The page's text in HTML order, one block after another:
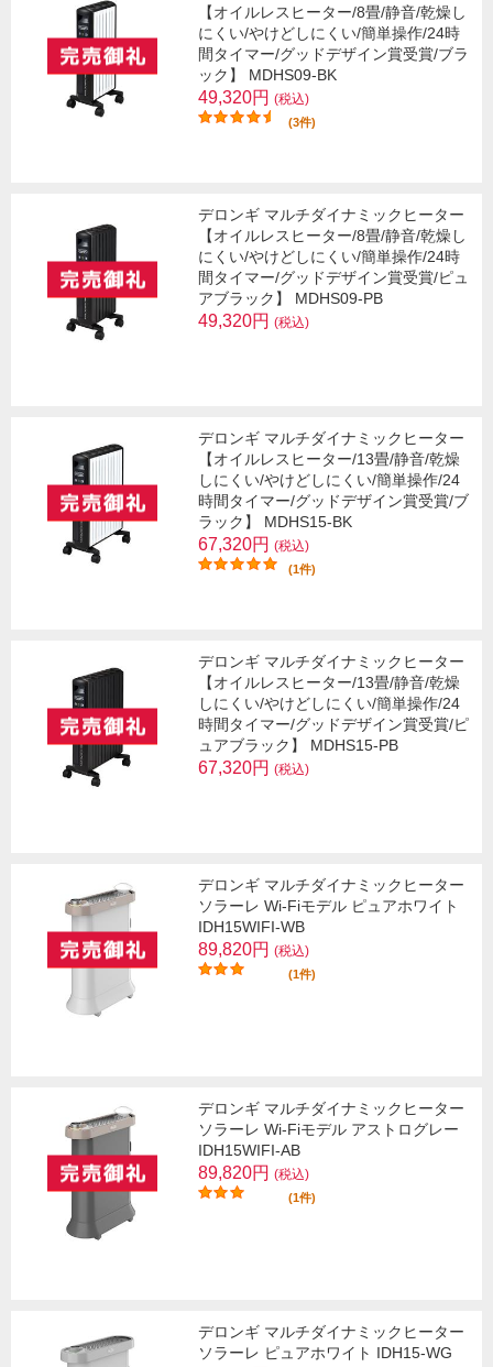
【オイルレスヒーター/8畳/静音/乾燥し
にくい/やけどしにくい/簡単操作/24時
間タイマー/グッドデザイン賞受賞/ブラ
ック】 MDHS09-BK
49,320円 (税込)
(3件)
デロンギ マルチダイナミックヒーター
【オイルレスヒーター/8畳/静音/乾燥し
にくい/やけどしにくい/簡単操作/24時
間タイマー/グッドデザイン賞受賞/ピュ
アブラック】 MDHS09-PB
49,320円 (税込)
デロンギ マルチダイナミックヒーター
【オイルレスヒーター/13畳/静音/乾燥
しにくい/やけどしにくい/簡単操作/24
時間タイマー/グッドデザイン賞受賞/ブ
ラック】 MDHS15-BK
67,320円 (税込)
(1件)
デロンギ マルチダイナミックヒーター
【オイルレスヒーター/13畳/静音/乾燥
しにくい/やけどしにくい/簡単操作/24
時間タイマー/グッドデザイン賞受賞/ピ
ュアブラック】 MDHS15-PB
67,320円 (税込)
デロンギ マルチダイナミックヒーター
ソラーレ Wi-Fiモデル ピュアホワイト
IDH15WIFI-WB
89,820円 (税込)
(1件)
デロンギ マルチダイナミックヒーター
ソラーレ Wi-Fiモデル アストログレー
IDH15WIFI-AB
89,820円 (税込)
(1件)
デロンギ マルチダイナミックヒーター
ソラーレ ピュアホワイト IDH15-WG